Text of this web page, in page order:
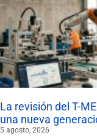
La revisión del T-
una nueva
5 agosto, 2026